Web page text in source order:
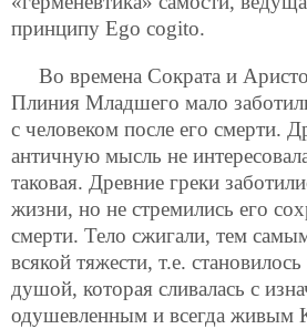
принципу Ego cogito.
Во времена Сократа и
Плиния Младшего мало
с человеком после его смерти.
античную мысль не
таковая. Древние греки
жизни, но не стремились его
смерти. Тело сжигали, тем
всякой тяжести, т.е.
душой, которая сливалась с
одушевленным и всегда живым